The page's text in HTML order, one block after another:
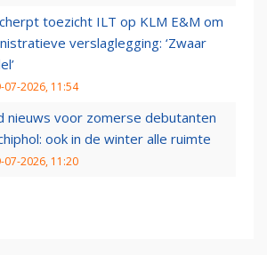
toezicht ILT op KLM E&M om
verslaglegging: ‘Zwaar
07-2026, 11:54
nieuws voor zomerse debutanten
ook in de winter alle ruimte
07-2026, 11:20